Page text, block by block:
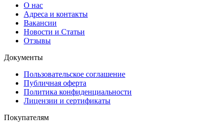
О нас
Адреса и контакты
Вакансии
Новости и Статьи
Отзывы
Документы
Пользовательское соглашение
Публичная оферта
Политика конфиденциальности
Лицензии и сертификаты
Покупателям